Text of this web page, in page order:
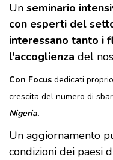
Un seminario
con esperti del
interessano tanto i
l'accoglienza del
Con Focus dedicati
crescita del numero di
Nigeria.
Un aggiornamento
condizioni dei paesi